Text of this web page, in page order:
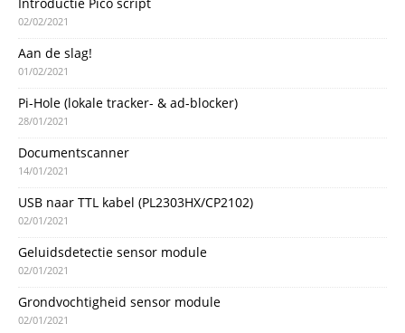
02/02/2021
Aan de slag!
01/02/2021
Pi-Hole (lokale tracker- & ad-blocker)
28/01/2021
Documentscanner
14/01/2021
USB naar TTL kabel (PL2303HX/CP2102)
02/01/2021
Geluidsdetectie sensor module
02/01/2021
Grondvochtigheid sensor module
02/01/2021